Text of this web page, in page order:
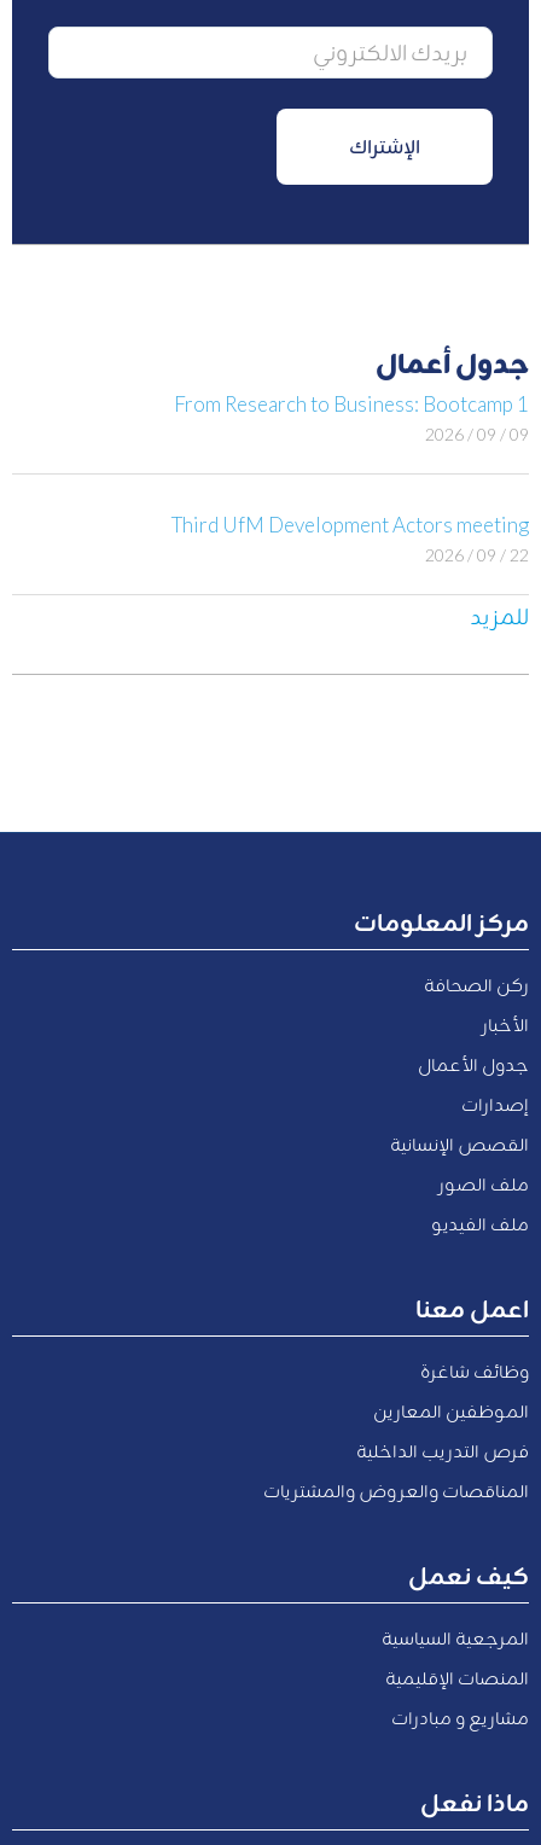
جدول أعمال
From Research to Business: Bootcamp 1
09 / 09 / 2026
Third UfM Development Actors meeting
22 / 09 / 2026
للمزيد
مركز المعلومات
ركن الصحافة
الأخبار
جدول الأعمال
إصدارات
القصص الإنسانية
ملف الصور
ملف الفيديو
اعمل معنا
وظائف شاغرة
الموظفين المعارين
فرص التدريب الداخلية
المناقصات والعروض والمشتريات
كيف نعمل
المرجعية السياسية
المنصات الإقليمية
مشاريع و مبادرات
ماذا نفعل